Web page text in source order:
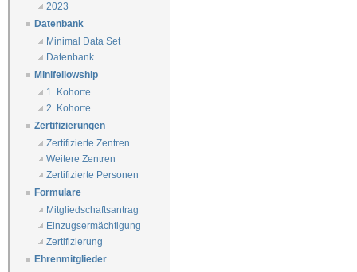
2023
Datenbank
Minimal Data Set
Datenbank
Minifellowship
1. Kohorte
2. Kohorte
Zertifizierungen
Zertifizierte Zentren
Weitere Zentren
Zertifizierte Personen
Formulare
Mitgliedschaftsantrag
Einzugsermächtigung
Zertifizierung
Ehrenmitglieder